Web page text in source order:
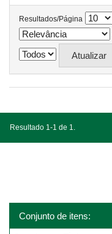
Resultados/Página
Resultado 1-1 de 1.
Conjunto de itens: